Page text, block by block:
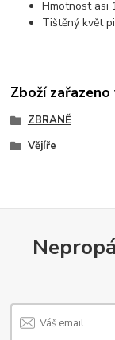
Hmotnost asi
Tištěný květ
Zboží
ZBRANĚ
Vějíře